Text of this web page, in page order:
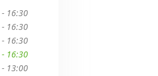
16:30
16:30
16:30
16:30
13:00